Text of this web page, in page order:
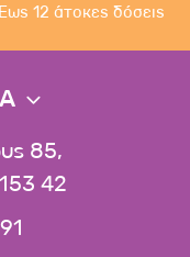
12 άτοκες δόσεις
85,
42